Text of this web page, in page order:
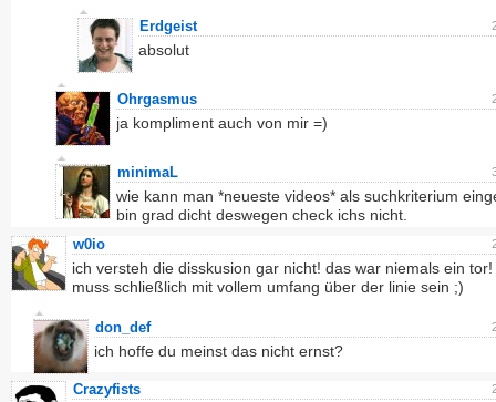
Erdgeist
absolut
Ohrgasmus
ja kompliment auch von mir =)
minimaL
wie kann man *neueste videos* als suchkriterium
bin grad dicht deswegen check ichs nicht.
w0io
ich versteh die disskusion gar nicht! das war niemals ein
muss schließlich mit vollem umfang über der linie sein ;)
don_def
ich hoffe du meinst das nicht ernst?
Crazyfists